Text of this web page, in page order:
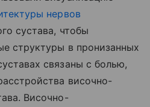
нервов
сустава, чтобы
структуры в пронизанных
связаны с болью,
височно-
Височно-